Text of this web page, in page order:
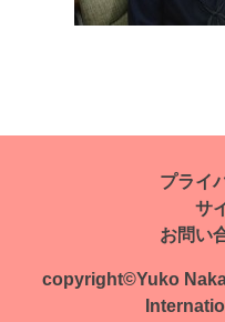
稿
ゲ
プライ
サ
お問い
copyright©Yuko